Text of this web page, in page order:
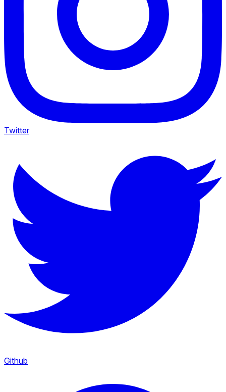
Twitter
Github